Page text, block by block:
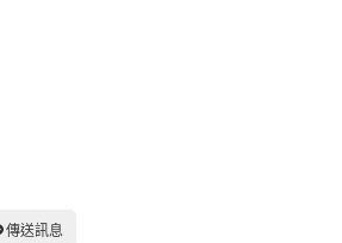
傳送訊息